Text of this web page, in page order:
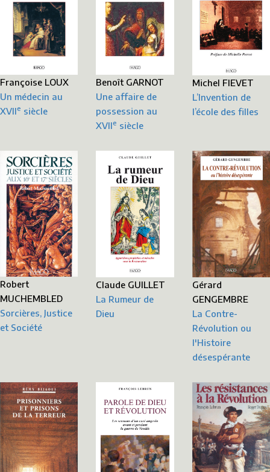
Françoise LOUX
Un médecin au
XVIIe siècle
Benoît GARNOT
Une affaire de
possession au
XVIIe siècle
Michel FIEVET
L’Invention de
l’école des filles
Robert
MUCHEMBLED
Sorcières, Justice
et Société
Claude GUILLET
La Rumeur de
Dieu
Gérard
GENGEMBRE
La Contre-
Révolution ou
l'Histoire
désespérante